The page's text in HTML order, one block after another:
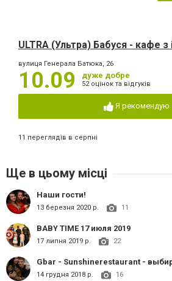
ULTRA (Ультра) Бабуся - кафе з
вулиця Генерала Батюка, 26
10.09 дуже добре
52 оцінок та відгуків
Я рекомендую
11 переглядів в серпні
Ще в цьому місці
Наши гости!
13 березня 2020 р. 11
BABY TIME 17 июля 2019
17 липня 2019 р. 22
Gbar - Sunshinerestaurant -
14 грудня 2018 р. 16